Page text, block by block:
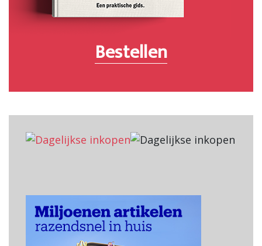
Bestellen